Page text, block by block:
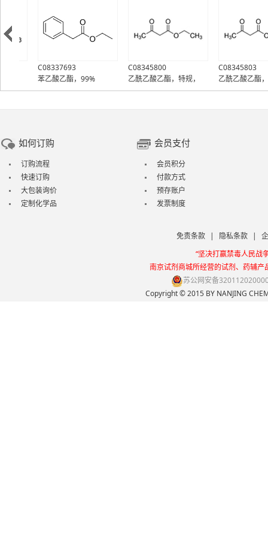
C08337693
苯乙酸乙酯，99%
C08345800
乙酰乙酸乙酯，特规，
99%
C08345803
乙酰乙酸乙酯，CP
98%
如何订购
订购流程
快速订购
大包装询价
定制化学品
会员支付
会员积分
付款方式
预存账户
发票制度
免责条款 | 隐私条款 |
“坚决打赢禁毒人民战
南京试剂商城所经营的试剂、药辅
苏公网安备
Copyright © 2015 BY NANJING